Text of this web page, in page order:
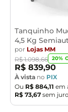
Tanquinho
4,5 Kg
por Lojas MM
R$ 1.098,66 20%
R$ 839,90
À vista no PIX
Ou R$ 884,11 em
R$ 73,67 sem